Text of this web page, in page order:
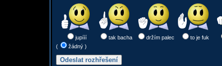
jupííí tak bacha držím palec
to je fuk
(
žádný )